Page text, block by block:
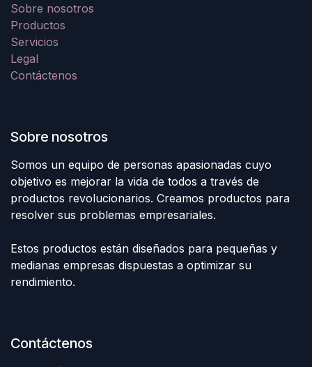
Sobre nosotros
Productos
Servicios
Legal
Contáctenos
Sobre nosotros
Somos un equipo de personas apasionadas cuyo
objetivo es mejorar la vida de todos a través de
productos revolucionarios. Creamos productos para
resolver sus problemas empresariales.
Estos productos están diseñados para pequeñas y
medianas empresas dispuestas a optimizar su
rendimiento.
Contáctenos